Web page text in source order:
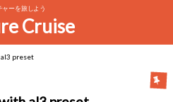
ャーを旅しよう
Cruise
al3 preset